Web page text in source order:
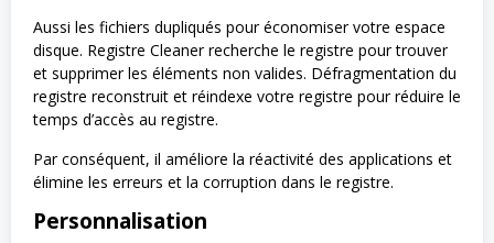
Aussi les fichiers dupliqués pour économiser votre espace
disque. Registre Cleaner recherche le registre pour trouver
et supprimer les éléments non valides. Défragmentation du
registre reconstruit et réindexe votre registre pour réduire le
temps d’accès au registre.
Par conséquent, il améliore la réactivité des applications et
élimine les erreurs et la corruption dans le registre.
Personnalisation